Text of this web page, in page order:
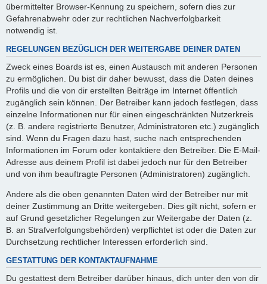
übermittelter Browser-Kennung zu speichern, sofern dies zur
Gefahrenabwehr oder zur rechtlichen Nachverfolgbarkeit
notwendig ist.
REGELUNGEN BEZÜGLICH DER WEITERGABE DEINER DATEN
Zweck eines Boards ist es, einen Austausch mit anderen Personen
zu ermöglichen. Du bist dir daher bewusst, dass die Daten deines
Profils und die von dir erstellten Beiträge im Internet öffentlich
zugänglich sein können. Der Betreiber kann jedoch festlegen, dass
einzelne Informationen nur für einen eingeschränkten Nutzerkreis
(z. B. andere registrierte Benutzer, Administratoren etc.) zugänglich
sind. Wenn du Fragen dazu hast, suche nach entsprechenden
Informationen im Forum oder kontaktiere den Betreiber. Die E-Mail-
Adresse aus deinem Profil ist dabei jedoch nur für den Betreiber
und von ihm beauftragte Personen (Administratoren) zugänglich.
Andere als die oben genannten Daten wird der Betreiber nur mit
deiner Zustimmung an Dritte weitergeben. Dies gilt nicht, sofern er
auf Grund gesetzlicher Regelungen zur Weitergabe der Daten (z.
B. an Strafverfolgungsbehörden) verpflichtet ist oder die Daten zur
Durchsetzung rechtlicher Interessen erforderlich sind.
GESTATTUNG DER KONTAKTAUFNAHME
Du gestattest dem Betreiber darüber hinaus, dich unter den von dir